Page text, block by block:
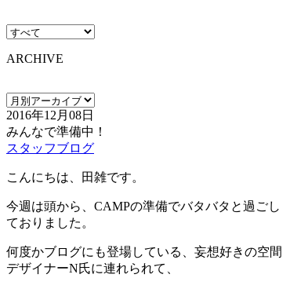
ARCHIVE
2016年12月08日
みんなで準備中！
スタッフブログ
こんにちは、田雑です。
今週は頭から、CAMPの準備でバタバタと過ごし
ておりました。
何度かブログにも登場している、妄想好きの空間
デザイナーN氏に連れられて、